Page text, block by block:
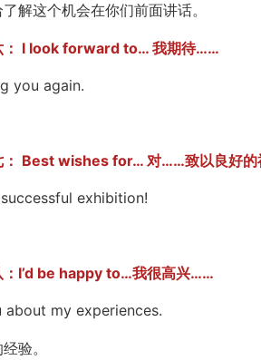
这个机会在你们前面讲话。
I look forward to… 我期待……
you again.
Best wishes for… 对……致以良好的
exhibition!
I’d be happy to…我很高兴……
my experiences.
验。